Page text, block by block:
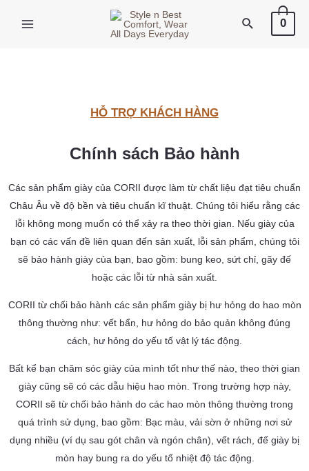
0
HỖ TRỢ KHÁCH HÀNG
Chính sách Bảo hành
Các sản phẩm giày của CORII được làm từ chất liệu đạt tiêu chuẩn
Châu Âu về độ bền và tiêu chuẩn kĩ thuật. Chúng tôi hiểu rằng các
lỗi không mong muốn có thể xảy ra theo thời gian. Nếu giày của
bạn có các vấn đề liên quan đến sản xuất, lỗi sản phẩm, chúng tôi
sẽ bảo hành giày của bạn, bao gồm: bung keo, sứt chỉ, gãy đế
hoặc các lỗi từ nhà sản xuất.
CORII từ chối bảo hành các sản phẩm giày bị hư hỏng do hao mòn
thông thường như: vết bẩn, hư hỏng do bảo quản không đúng
cách, hư hỏng do yếu tố vật lý tác động.
Bất kể bạn chăm sóc giày của mình tốt như thế nào, theo thời gian
giày cũng sẽ có các dẫu hiệu hao mòn. Trong trường hợp này,
CORII sẽ từ chối bảo hành do các hao mòn thông thường trong
quá trình sử dụng, bao gồm: Bạc màu, vải sờn ở những nơi sử
dụng nhiều (ví dụ sau gót chân và ngón chân), vết rách, đế giày bị
mòn hay bung ra do yếu tố nhiệt độ tác động.